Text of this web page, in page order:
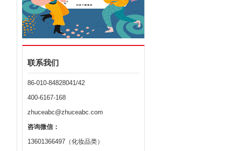
联系我们
86-010-84828041/42
400-6167-168
zhuceabc@zhuceabc.com
咨询微信：
13601366497（化妆品类）